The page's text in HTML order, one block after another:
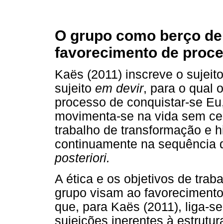
O grupo como berço
favorecimento de
Kaës (2011) inscreve o
sujeito em devir, para o qual
processo de conquistar-se
movimenta-se na vida sem
trabalho de transformação e
continuamente na
posteriori.
A ética e os objetivos de
grupo visam ao
que, para Kaës (2011), liga-
sujeições inerentes à